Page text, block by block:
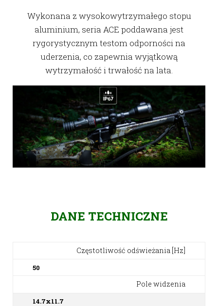
Wykonana z wysokowytrzymałego stopu
aluminium, seria ACE poddawana jest
rygorystycznym testom odporności na
uderzenia, co zapewnia wyjątkową
wytrzymałość i trwałość na lata.
DANE TECHNICZNE
Częstotliwość odświeżania [Hz]
50
Pole widzenia
14.7x11.7